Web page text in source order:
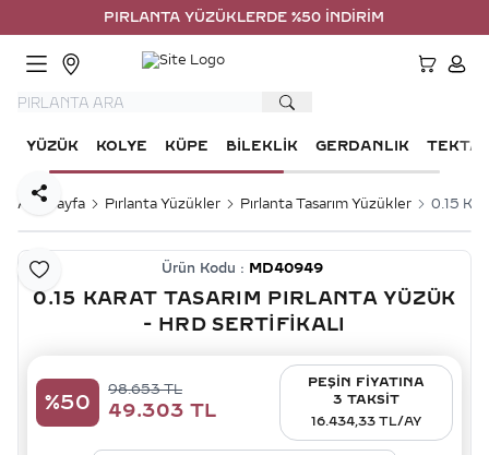
PIRLANTA YÜZÜKLERDE %50 İNDİRİM
YÜZÜK KOLYE KÜPE BILEKLIK GERDANLIK TEKTAŞ
Ana Sayfa Pırlanta Yüzükler Pırlanta Tasarım Yüzükler 0.15
Favoriye Ekle
Paylaş
Ürün Kodu : MD40949
0.15 KARAT TASARIM PIRLANTA YÜZÜK
- HRD SERTIFIKALI
%50
98.653TL
49.303 TL
PEŞİN FİYATINA
3 TAKSİT
16.434,33 TL/AY